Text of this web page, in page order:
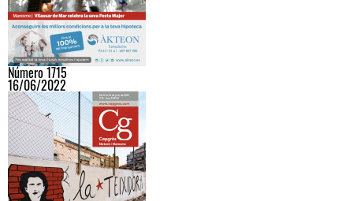
Número 1715
16/06/2022